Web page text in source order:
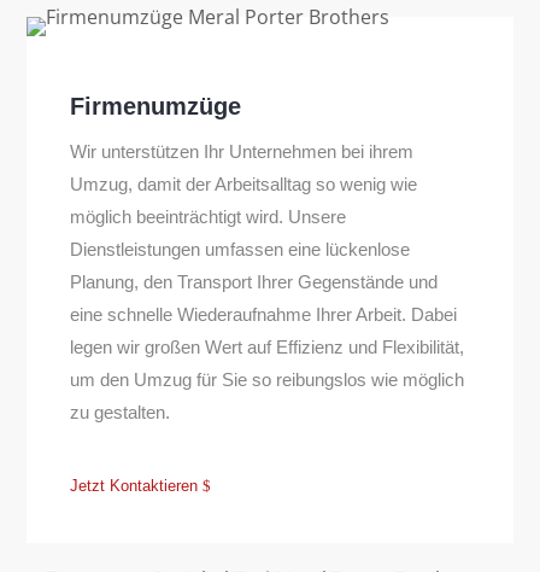
Firmenumzüge
Wir unterstützen Ihr Unternehmen bei ihrem
Umzug, damit der Arbeitsalltag so wenig wie
möglich beeinträchtigt wird. Unsere
Dienstleistungen umfassen eine lückenlose
Planung, den Transport Ihrer Gegenstände und
eine schnelle Wiederaufnahme Ihrer Arbeit. Dabei
legen wir großen Wert auf Effizienz und Flexibilität,
um den Umzug für Sie so reibungslos wie möglich
zu gestalten.
Jetzt Kontaktieren